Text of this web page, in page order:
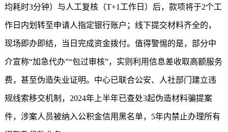
均耗时3分钟）与人工复核（T+1工作日）后，款项将于2个工
作日内划转至申请人指定银行账户；线下提交材料齐全的，
现场即办即结，当日完成资金拨付。值得警惕的是，部分中
介宣称“加急代办”“包过审核”，实则利用信息差收取高额服务
费，甚至伪造失业证明。中心已联合公安、人社部门建立违
规线索移交机制，2024年上半年已查处3起伪造材料骗提案
件，涉案人员被纳入公积金信用黑名单，5年内禁止办理所有